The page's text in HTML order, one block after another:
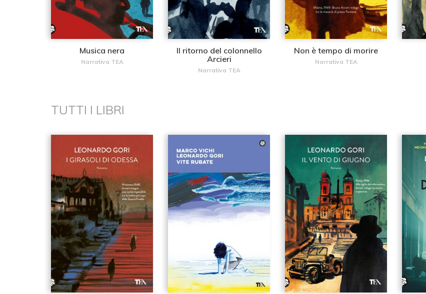
Musica nera
Narrativa TEA
Il ritorno del colonnello
Arcieri
Narrativa TEA
Non è tempo di morire
Narrativa TEA
TUTTI I LIBRI